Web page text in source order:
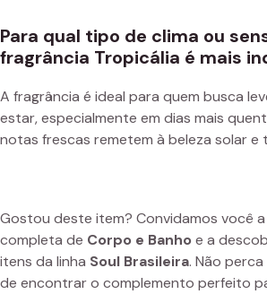
Para qual tipo de clima ou
fragrância Tropicália é mais
A fragrância é ideal para quem busca
estar, especialmente em dias mais
notas frescas remetem à beleza solar e
Gostou deste item? Convidamos você
completa de Corpo e Banho e a
itens da linha Soul Brasileira. Não
de encontrar o complemento perfeito